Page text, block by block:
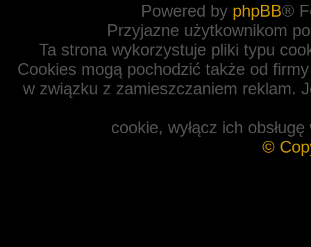
Powered by phpBB®
Przyjazne użytkownikom
Ta strona wykorzystuje pliki typu
Cookies mogą pochodzić także od
w związku z zamieszczaniem reklam.
cookie, wyłącz ich
©